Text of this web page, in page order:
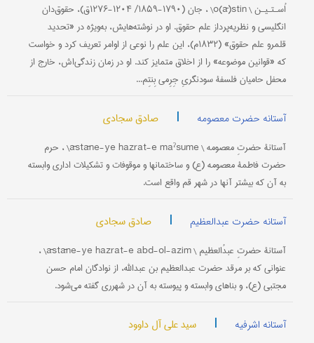
اُسـتـیـن \ o(ā)stin\ ، جان (۱۷۹۰-۱۸۵۹/ ۱۲۰۴-۱۲۷۶ق)، حقوق‌دان
انگلیسی و نظریه‌پرداز علم حقوق. او در نوشته‌هایش، به‌ویژه در «تحدید
قلمرو علم حقوق» (۱۸۳۲م)، این علم را نوعی از اوامر تعریف کرد و خواست
که «قوانین موضوعه» را از اخلاق متمایز کند. او در زمان زندگی‌اش، خارج از
محفل حامیان فلسفۀ سودنگریِ جِرِمی بِنتِم...
آستانه حضرت معصومه | صادق سجادی
آستانۀ حضرتِ معصومه \ āstāne-ye hazrat-e maˀsume\ ، حرم
حضرت فاطمۀ معصومه (ع) و ساختمانها و موقوفات و تشکیلات اداری وابسته
به آن که بیشتر آنها در شهر قم واقع است.
آستانه حضرت عبدالعظیم | صادق سجادی
آستانۀ حضرتِ عبدُالعظیم \ āstāne-ye hazrat-e abd-ol-azim\ ،
عنوانی که بر مرقد حضرت عبدالعظیم بن عبدالله، از نوادگان امام حسن
مجتبی (ع)، و بناهای وابسته و پیوسته به آن در شهرری گفته می‌شود.
آستانه اشرفیه | سید علی آل داوود